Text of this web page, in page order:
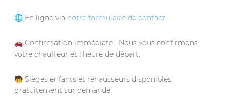
🌐 En ligne via notre formulaire de contact
🚗 Confirmation immédiate : Nous vous confirmons
votre chauffeur et l’heure de départ.
🧒 Sièges enfants et réhausseurs disponibles
gratuitement sur demande.